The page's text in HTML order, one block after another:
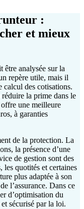
:
et mieux
être analysée sur la
repère utile, mais il
calcul des cotisations.
la prime dans le
une meilleure
à garanties
de la protection. La
la présence d’une
de gestion sont des
les quotités et certaines
plus adaptée à son
l’assurance. Dans ce
d’optimisation du
sécurisé par la loi.